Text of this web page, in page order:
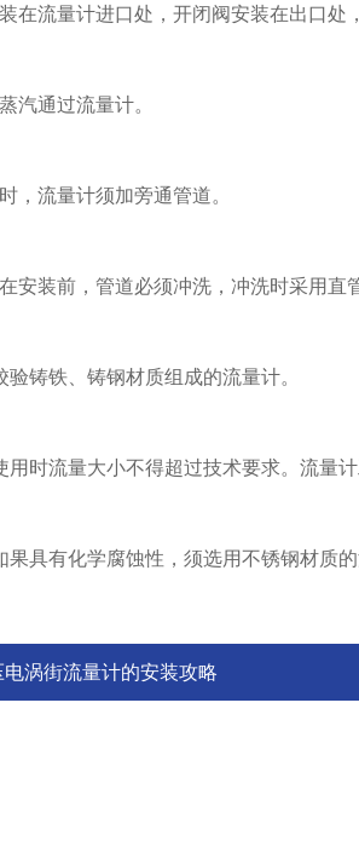
流量计进口处，开闭阀安装在出口处
通过流量计。
流量计须加旁通管道。
装前，管道必须冲洗，冲洗时采用直
铸铁、铸钢材质组成的流量计。
流量大小不得超过技术要求。流量计
有化学腐蚀性，须选用不锈钢材质的
电涡街流量计的安装攻略